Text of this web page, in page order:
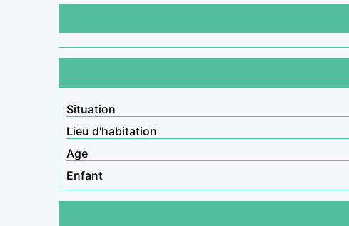
Situation
Lieu d'habitation
Age
Enfant